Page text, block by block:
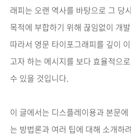
래피는 오랜 역사를 바탕으로 그 당시
목적에 부합하기 위해 끊임없이 개
따라서 영문 타이포그래피를 깊이
고자하는 메시지를 보다 효율적으로
수 있을 것입니다.
이 글에서는 디스플레이용과 본문에
는 방법론과 여러 팁에 대해 소개하